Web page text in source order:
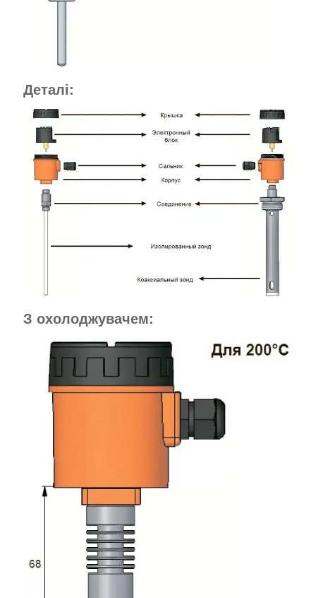
Деталі:
З охолоджувачем: